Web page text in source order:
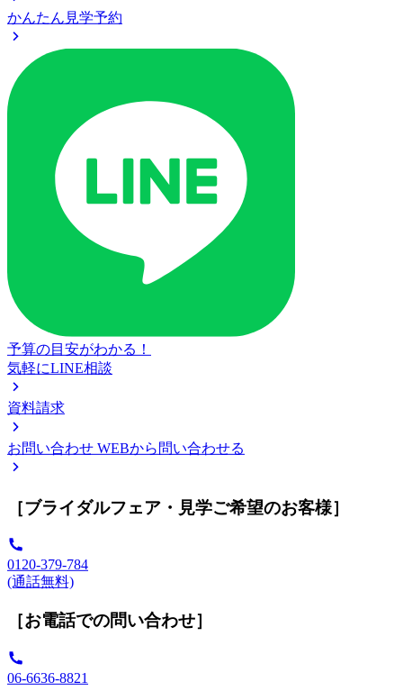
かんたん見学予約
予算の目安がわかる！
気軽にLINE相談
資料請求
お問い合わせ WEBから問い合わせる
［ブライダルフェア・見学ご希望のお客様］
0120-379-784
(通話無料)
［お電話での問い合わせ］
06-6636-8821